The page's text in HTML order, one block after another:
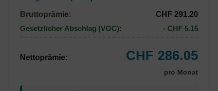
Bruttoprämie:
CHF 291.20
Gesetzlicher Abschlag (VOC):
- CHF 5.15
Nettoprämie: CHF 286.05
pro Monat